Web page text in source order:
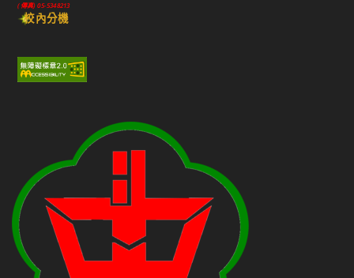
(傳真) 05-5348213
校內分機